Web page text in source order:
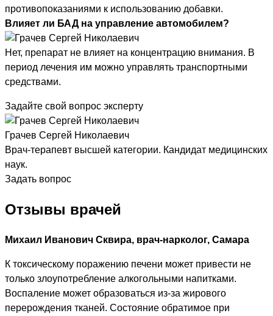
противопоказаниями к использованию добавки.
Влияет ли БАД на управление автомобилем?
Нет, препарат не влияет на концентрацию внимания. В
период лечения им можно управлять транспортными
средствами.
Задайте свой вопрос эксперту
Грачев Сергей Николаевич
Врач-терапевт высшей категории. Кандидат медицинских
наук.
Задать вопрос
Отзывы врачей
Михаил Иванович Сквира, врач-нарколог, Самара
К токсическому поражению печени может привести не
только злоупотребление алкогольными напитками.
Воспаление может образоваться из-за жирового
перерождения тканей. Состояние обратимое при